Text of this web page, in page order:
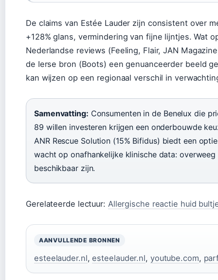
De claims van Estée Lauder zijn consistent over
+128% glans, vermindering van fijne lijntjes. Wat
Nederlandse reviews (Feeling, Flair, JAN
de Ierse bron (Boots) een genuanceerder beeld
kan wijzen op een regionaal verschil in
Samenvatting: Consumenten in de Benelux die
89 willen investeren krijgen een onderbouwde
ANR Rescue Solution (15% Bifidus) biedt een
wacht op onafhankelijke klinische data:
beschikbaar zijn.
Gerelateerde lectuur: Allergische reactie huid
AANVULLENDE BRONNEN
esteelauder.nl,esteelauder.nl, youtube.com,